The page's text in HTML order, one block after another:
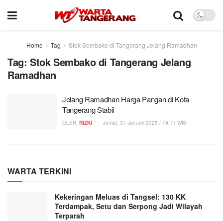
Home Tag Stok Sembako di Tangerang Jelang Ramadhan
Tag: Stok Sembako di Tangerang Jelang
Ramadhan
Jelang Ramadhan Harga Pangan di Kota
Tangerang Stabil
OLEH: RIZKI Jumat, 31 Januari 2025 / 19:11 WIB
WARTA TERKINI
Kekeringan Meluas di Tangsel: 130 KK
Terdampak, Setu dan Serpong Jadi Wilayah
Terparah